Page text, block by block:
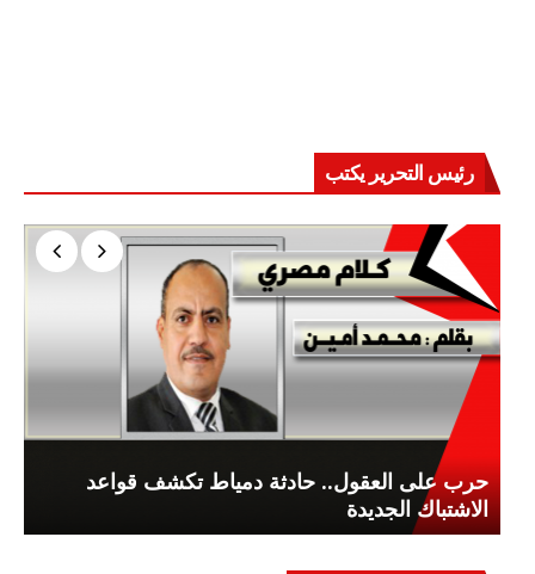
رئيس التحرير يكتب
حرب على العقول.. حادثة دمياط تكشف قواعد
الاشتباك الجديدة